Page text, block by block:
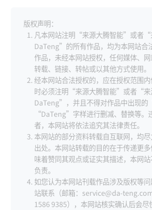
版权声明：
凡本网站注明“来源大腾智能”或者“
DaTeng”的所有作品，均为本网站合
作品，未经本网站授权，任何媒体、
转载、链接、转帖或以其他方式使用。
经本网站合法授权的，应在授权范围
时必须注明“来源大腾智能”或者“来
DaTeng”，并且不得对作品中出现的
“DaTeng”字样进行删减、替换等。
者，本网站将依法追究其法律责任。
本网站的部分资料转载自互联网，均
出处。本网站转载的目的在于传递更
味着赞同其观点或证实其描述，本网
负责。
如您认为本网站刊载作品涉及版权等
站联系（邮箱：service@da-
1586 9385），本网站核实确认后会尽